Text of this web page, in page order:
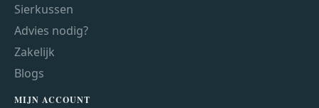
Sierkussen
Advies nodig?
Zakelijk
Blogs
MIJN ACCOUNT